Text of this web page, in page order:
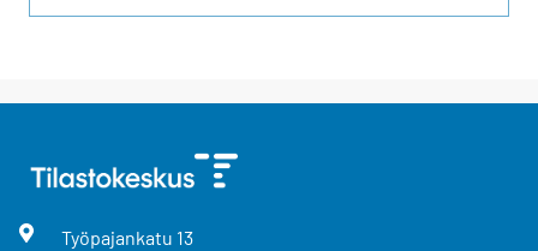
Työpajankatu 13